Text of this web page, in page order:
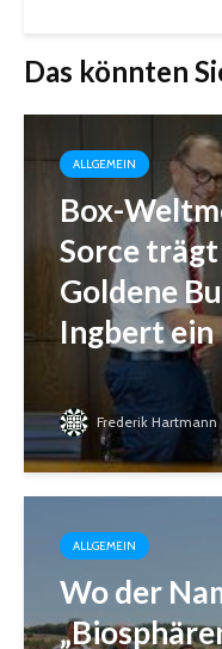
Das könnten
ALLGEMEIN
Box-
Sorce
Goldene
Ingbert ein
Frederik Hartmann
ALLGEMEIN
Wo der